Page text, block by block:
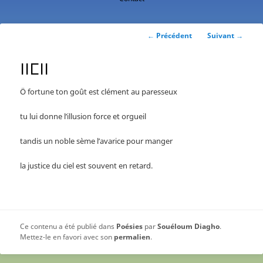
Navigation
← Précédent Suivant →
ⵏⵏⵎⵏⵏ
Ö fortune ton goût est clément au paresseux
tu lui donne l’illusion force et orgueil
tandis un noble sème l’avarice pour manger
la justice du ciel est souvent en retard.
Ce contenu a été publié dans Poésies parSouéloum Diagho.
Mettez-le en favori avec son permalien.